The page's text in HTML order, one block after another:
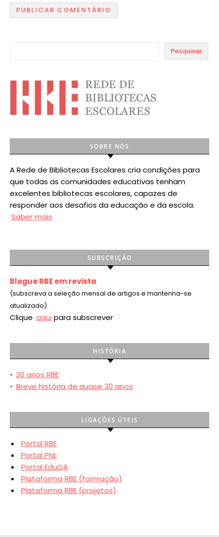
Pesquisar
SOBRE NÓS
A Rede de Bibliotecas Escolares cria condições para
que todas as comunidades educativas tenham
excelentes bibliotecas escolares, capazes de
responder aos desafios da educação e da escola.
Saber mais
SUBSCRIÇÃO
Blogue RBE em revista
(subscreva a seleção mensal de artigos e mantenha-se
atualizado)
Clique aqui para subscrever
HISTÓRIA
• 20 anos RBE
• Breve história de quase 30 anos
LIGAÇÕES ÚTEIS
Portal RBE
Portal PNL
Portal EduQA
Plataforma RBE (formação)
Plataforma RBE (projetos)